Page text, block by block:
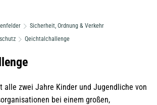
Sicherheit, Ordnung & Verkehr
Qeichtalchallenge
alle zwei Jahre Kinder und Jugendliche von
bei einem großen,